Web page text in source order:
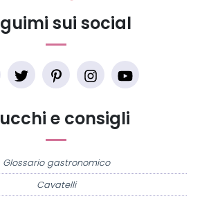
e consigli
Glossario gastronomico
Cavatelli
sui social